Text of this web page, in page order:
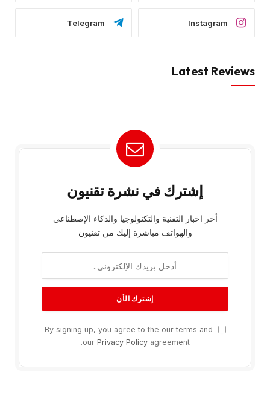
Instagram
Telegram
Latest Reviews
إشترك في نشرة تقنيون
أخر اخبار التقنية والتكنولوجيا والذكاء الإصطناعي
والهواتف مباشرة إليك من تقنيون
By signing up, you agree to the our terms and
our Privacy Policyagreement.